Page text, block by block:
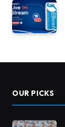
OUR PICKS